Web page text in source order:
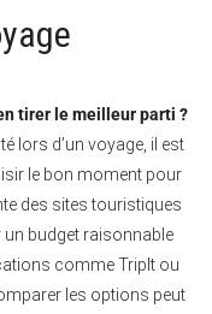
tirer le meilleur parti ?
lors d’un voyage, il est
le bon moment pour
des sites touristiques
un budget raisonnable
comme TripIt ou
les options peut